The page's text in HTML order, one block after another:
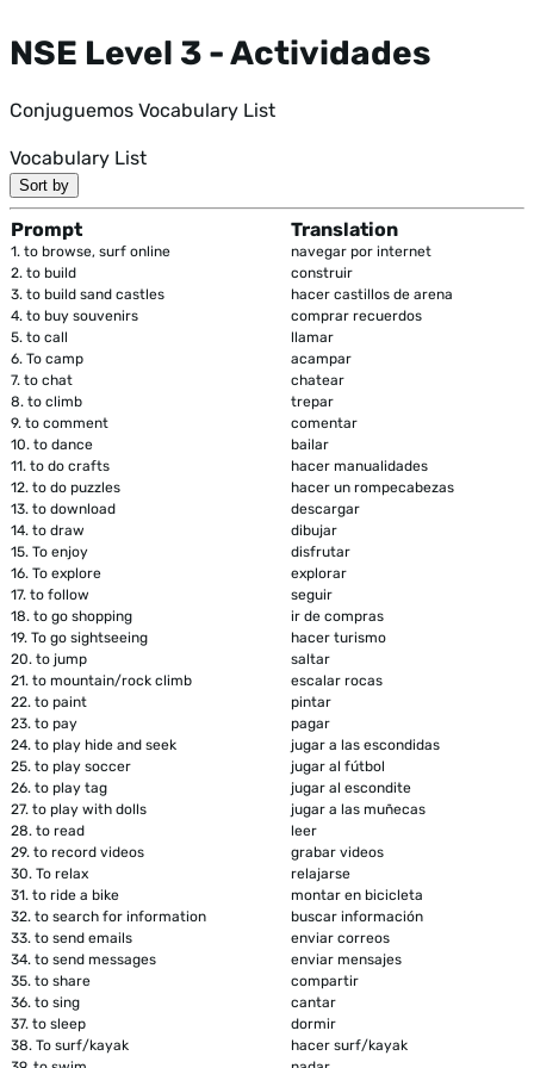
NSE Level 3 - Actividades
Conjuguemos Vocabulary List
Vocabulary List
Sort by
Prompt Translation
1. to browse, surf online
navegar por internet
2. to build
construir
3. to build sand castles
hacer castillos de arena
4. to buy souvenirs
comprar recuerdos
5. to call
llamar
6. To camp
acampar
7. to chat
chatear
8. to climb
trepar
9. to comment
comentar
10. to dance
bailar
11. to do crafts
hacer manualidades
12. to do puzzles
hacer un rompecabezas
13. to download
descargar
14. to draw
dibujar
15. To enjoy
disfrutar
16. To explore
explorar
17. to follow
seguir
18. to go shopping
ir de compras
19. To go sightseeing
hacer turismo
20. to jump
saltar
21. to mountain/rock climb
escalar rocas
22. to paint
pintar
23. to pay
pagar
24. to play hide and seek
jugar a las escondidas
25. to play soccer
jugar al fútbol
26. to play tag
jugar al escondite
27. to play with dolls
jugar a las muñecas
28. to read
leer
29. to record videos
grabar videos
30. To relax
relajarse
31. to ride a bike
montar en bicicleta
32. to search for information
buscar información
33. to send emails
enviar correos
34. to send messages
enviar mensajes
35. to share
compartir
36. to sing
cantar
37. to sleep
dormir
38. To surf/kayak
hacer surf/kayak